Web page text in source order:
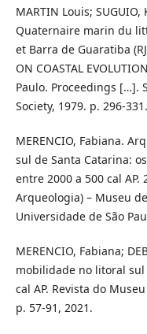
MARTIN Louis; SUGUIO,
Quaternaire marin du
et Barra de Guaratiba
ON COASTAL
Paulo. Proceedings […].
Society, 1979. p. 296-331.
MERENCIO, Fabiana.
sul de Santa Catarina:
entre 2000 a 500 cal AP.
Arqueologia) – Museu
Universidade de São
MERENCIO, Fabiana;
mobilidade no litoral sul
cal AP. Revista do
p. 57-91, 2021.